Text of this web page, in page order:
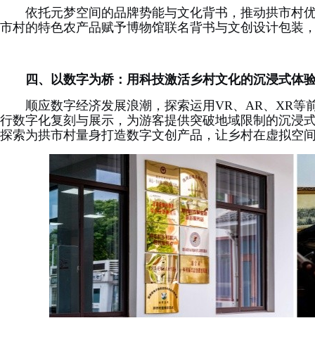
依托元梦空间的品牌势能与文化背书，推动拱市村
市村的特色农产品赋予博物馆联名背书与文创设计包装
四 、以数字为桥：用科技激活乡村文化的沉浸式体
顺应数字经济发展浪潮，探索运用VR、AR、XR
行数字化复刻与展示，为游客提供突破地域限制的沉浸
探索为拱市村量身打造数字文创产品，让乡村在虚拟空